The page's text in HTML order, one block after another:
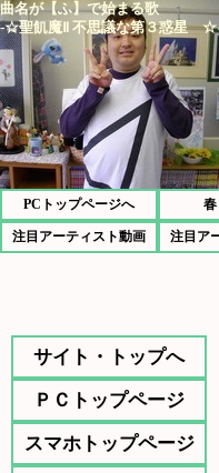
曲名が【ふ】で始まる歌
-☆聖飢魔Ⅱ 不思議な第３惑星 ☆
PCトップページへ
注目アーティスト動画 注目ア
サイト・トップへ
ＰＣトップページ
スマホトップページ